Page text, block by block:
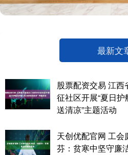
最新文
股票配资交易 江
征社区开展“夏日
送清凉”主题活动
天创优配官网 工
芬：贫寒中坚守廉